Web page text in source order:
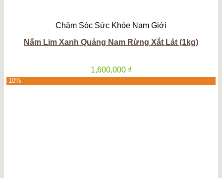
Chăm Sóc Sức Khỏe Nam Giới
Nấm Lim Xanh Quảng Nam Rừng Xắt Lát (1kg)
1,600,000 ₫
-10%